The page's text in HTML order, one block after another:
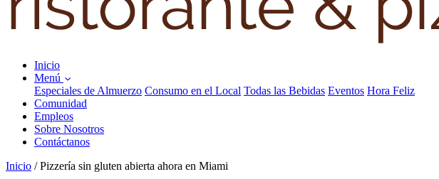
Inicio
Menú
Especiales de Almuerzo Consumo en el Local Todas las Bebidas Eventos Hora Feliz
Comunidad
Empleos
Sobre Nosotros
Contáctanos
Inicio / Pizzería sin gluten abierta ahora en Miami